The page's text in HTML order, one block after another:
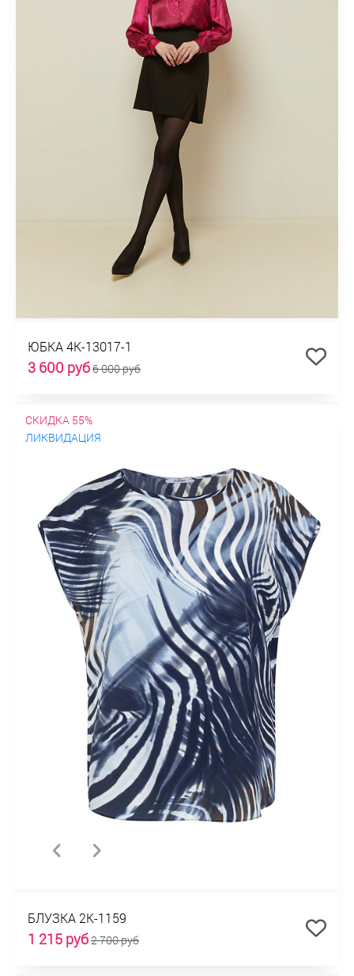
ЮБКА 4К-13017-1
3 600 руб6 000 руб
СКИДКА 55%
ЛИКВИДАЦИЯ
БЛУЗКА 2К-1159
1 215 руб2 700 руб